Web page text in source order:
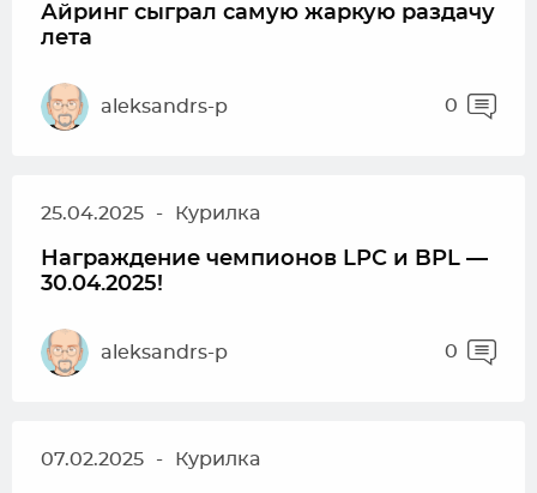
Айринг сыграл самую жаркую раздачу
лета
aleksandrs-p 0
25.04.2025 - Курилка
Награждение чемпионов LPC и BPL —
30.04.2025!
aleksandrs-p 0
07.02.2025 - Курилка